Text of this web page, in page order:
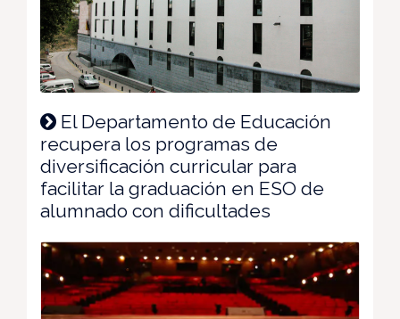
El Departamento de Educación
recupera los programas de
diversificación curricular para
facilitar la graduación en ESO de
alumnado con dificultades